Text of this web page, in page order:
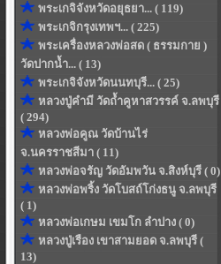
พระเกจิจังหวัดอยุธยา... ( 119)
พระเกจิกรุงเทพฯ... ( 225)
พระเครื่องหลวงพ่อสด ( ธรรมกาย )
วัดปากน้ำ... ( 13)
พระเกจิจังหวัดนนทบุรี... ( 25)
หลวงปู่คำมี วัดถ้ำคูหาสวรรค์ จ.ลพบุรี
( 294)
หลวงพ่อคูณ วัดบ้านไร่
จ.นครราชสีมา ( 11)
หลวงพ่อจรัญ วัดอัมพวัน จ.สิงห์บุรี ( 0)
หลวงพ่อพริ้ง วัดโบสถ์โก่งธนู จ.ลพบุรี
( 1)
หลวงพ่อเกษม เขมโก ลำปาง ( 0)
หลวงปู่เรือง เขาสามยอด จ.ลพบุรี (
13)